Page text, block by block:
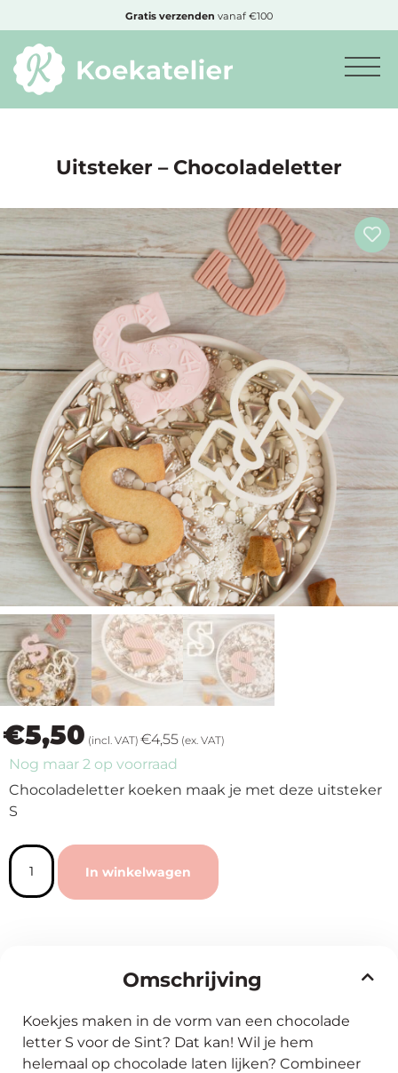
Minimum
Nieuwe
producten
Producten
op
soort
Producten
op
thema
Maatwerk
Cursussen
Gratis
Outlet
Gratis verzenden vanaf €100
Uitsteker – Chocoladeletter
€5,50 (incl. VAT) €4,55 (ex. VAT)
Nog maar 2 op voorraad
Chocoladeletter koeken maak je met deze uitsteker
S
In winkelwagen
Omschrijving
Koekjes maken in de vorm van een chocolade
letter S voor de Sint? Dat kan! Wil je hem
helemaal op chocolade laten lijken? Combineer